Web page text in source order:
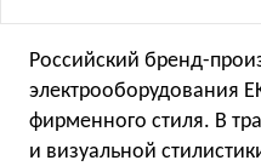
Российский бренд-
электрооборудования
фирменного стиля. В
и визуальной